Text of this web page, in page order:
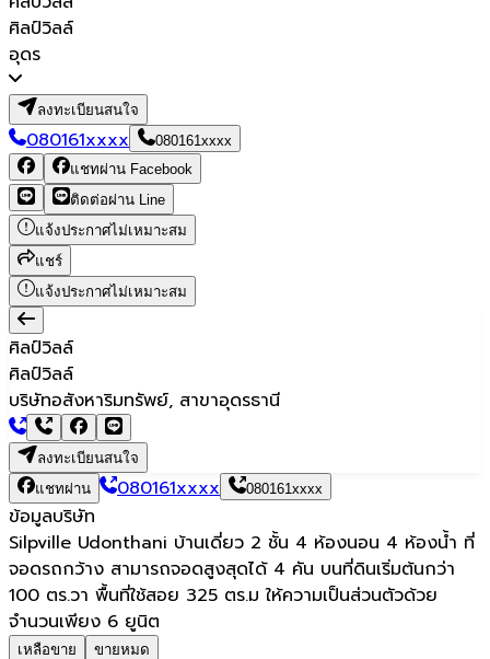
ศิลป์วิลล์
อุดร
ลงทะเบียนสนใจ
080161xxxx
080161xxxx
แชทผ่าน Facebook
ติดต่อผ่าน Line
แจ้งประกาศไม่เหมาะสม
แชร์
แจ้งประกาศไม่เหมาะสม
ศิลป์วิลล์
ศิลป์วิลล์
บริษัทอสังหาริมทรัพย์, สาขาอุดรธานี
ลงทะเบียนสนใจ
แชทผ่าน
080161xxxx 080161xxxx
ข้อมูลบริษัท
Silpville Udonthani บ้านเดี่ยว 2 ชั้น 4 ห้องนอน 4 ห้องน้ำ ที่
จอดรถกว้าง สามารถจอดสูงสุดได้ 4 คัน บนที่ดินเริ่มต้นกว่า
100 ตร.วา พื้นที่ใช้สอย 325 ตร.ม ให้ความเป็นส่วนตัวด้วย
จำนวนเพียง 6 ยูนิต
เหลือขาย ขายหมด